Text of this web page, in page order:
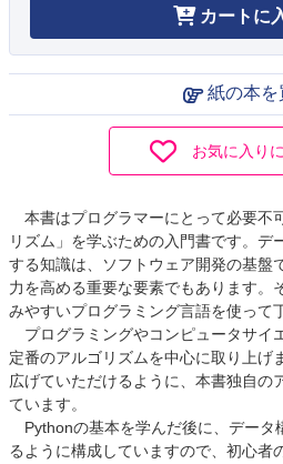
カートに
紙の本を
お気に入り
本書はプログラマーにとって必要不
リズム」を学ぶための入門書です。デ
する知識は、ソフトウェア開発の基盤
力を高める重要な要素でもあります。
みやすいプログラミング言語を使って
プログラミングやコンピュータサイ
定番のアルゴリズムを中心に取り上げ
広げていただけるように、本書独自の
ています。
Pythonの基本を学んだ後に、データ
るように構成していますので、初心者